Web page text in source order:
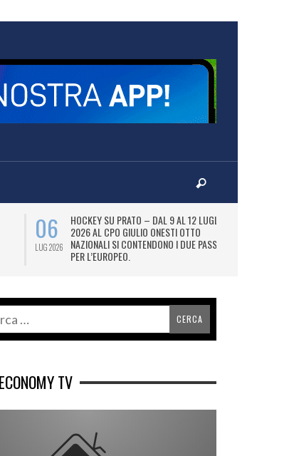
06
LUG 2026
HOCKEY SU PRATO – DAL 9 AL 12 LUGLIO
2026 AL CPO GIULIO ONESTI OTTO
NAZIONALI SI CONTENDONO I DUE PASS
PER L’EUROPEO.
TV